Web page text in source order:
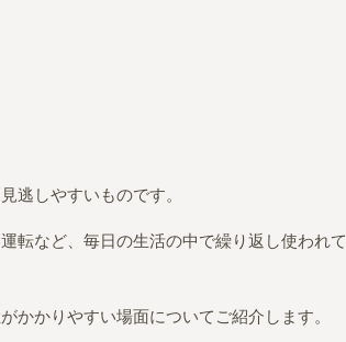
逃しやすいものです。
転など、毎日の生活の中で繰り返し使われて
かかりやすい場面についてご紹介します。